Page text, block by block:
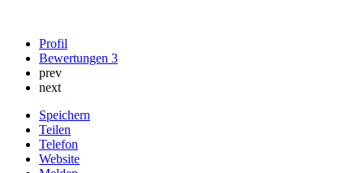
Profil
Bewertungen 3
prev
next
Speichern
Teilen
Telefon
Website